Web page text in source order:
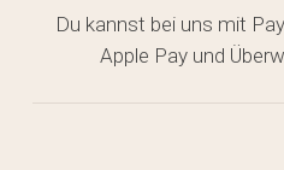
Du kannst bei uns mit
Apple Pay und